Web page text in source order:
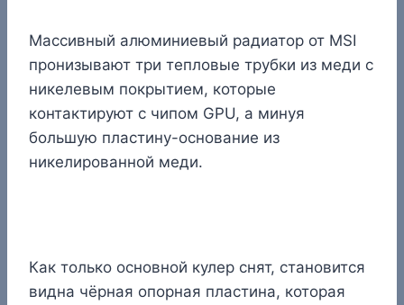
Массивный алюминиевый радиатор от MSI
пронизывают три тепловые трубки из меди с
никелевым покрытием, которые
контактируют с чипом GPU, а минуя
большую пластину-основание из
никелированной меди.
Как только основной кулер снят, становится
видна чёрная опорная пластина, которая